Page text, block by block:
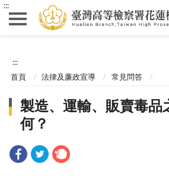
:::
:::
首頁 法律及廉政宣導 常見問答
製造、運輸、販賣毒品
何？